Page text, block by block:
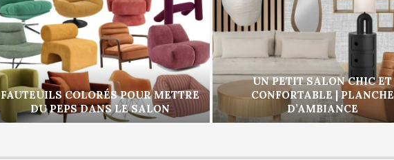
FAUTEUILS COLORÉS POUR METTRE
DU PEPS DANS LE SALON
UN PETIT SALON CHIC ET
CONFORTABLE | PLANCHE
D’AMBIANCE